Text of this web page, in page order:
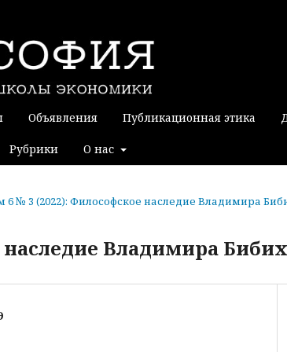
Объявления Публикационная этика
Рубрики О нас
6 № 3 (2022): Философское наследие Владимира
Владимира